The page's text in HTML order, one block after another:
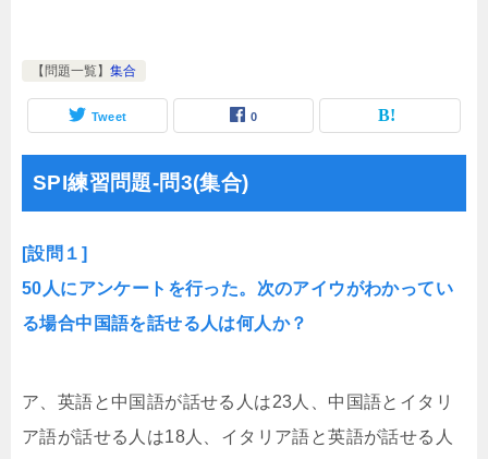
【問題一覧】 集合
Tweet 0
SPI練習問題-問3(集合)
[設問１]
50人にアンケートを行った。次のアイウがわかってい
る場合中国語を話せる人は何人か？
ア、英語と中国語が話せる人は23人、中国語とイタリ
ア語が話せる人は18人、イタリア語と英語が話せる人